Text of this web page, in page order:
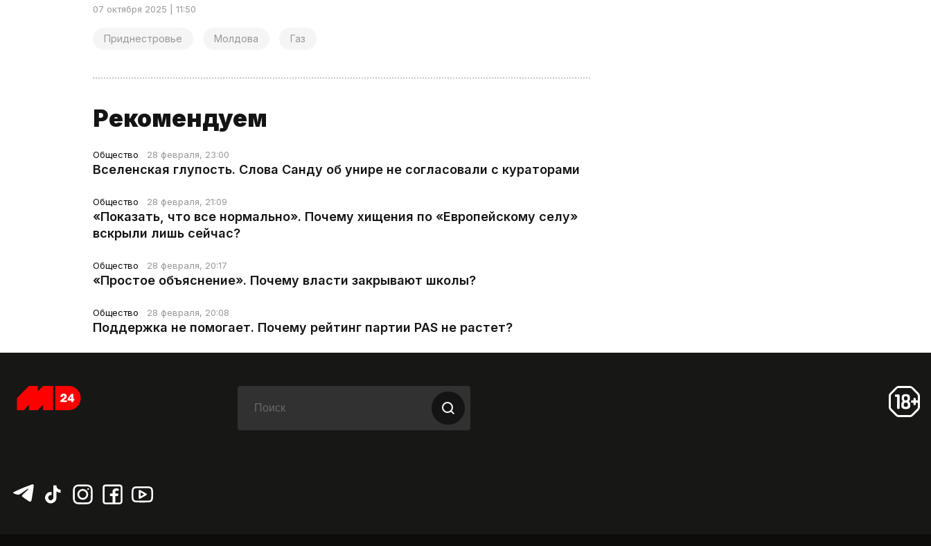
07 октября 2025 | 11:50
Приднестровье Молдова Газ
Рекомендуем
Общество 28 февраля, 23:00
Вселенская глупость. Слова Санду об унире не согласовали с кураторами
Общество 28 февраля, 21:09
«Показать, что все нормально». Почему хищения по «Европейскому селу»
вскрыли лишь сейчас?
Общество 28 февраля, 20:17
«Простое объяснение». Почему власти закрывают школы?
Общество 28 февраля, 20:08
Поддержка не помогает. Почему рейтинг партии PAS не растет?